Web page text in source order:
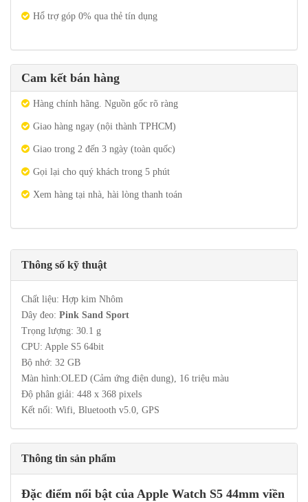
Hổ trợ góp 0% qua thẻ tín dụng
Cam kết bán hàng
Hàng chính hãng. Nguồn gốc rõ ràng
Giao hàng ngay (nội thành TPHCM)
Giao trong 2 đến 3 ngày (toàn quốc)
Gọi lại cho quý khách trong 5 phút
Xem hàng tại nhà, hài lòng thanh toán
Thông số kỹ thuật
Chất liệu: Hợp kim Nhôm
Dây đeo: Pink Sand Sport
Trọng lượng: 30.1 g
CPU: Apple S5 64bit
Bộ nhớ: 32 GB
Màn hình:OLED (Cảm ứng điện dung), 16 triệu màu
Độ phân giải: 448 x 368 pixels
Kết nối: Wifi, Bluetooth v5.0, GPS
Thông tin sản phẩm
Đặc điểm nổi bật của Apple Watch S5 44mm viền